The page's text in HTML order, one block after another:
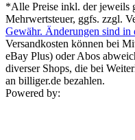
*Alle Preise inkl. der jeweils
Mehrwertsteuer, ggfs. zzgl.
Gewähr. Änderungen sind
Versandkosten können bei
eBay Plus) oder Abos
diverser Shops, die bei
an billiger.de bezahlen.
Powered by: